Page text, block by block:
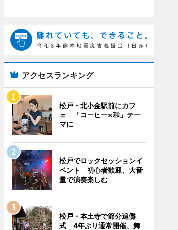
アクセスランキング
松戸・北小金駅前にカフ
ェ 「コーヒー×和」テー
マに
松戸でロックセッションイ
ベント 初心者歓迎、大音
量で演奏楽しむ
松戸・本土寺で節分追儺
式 4年ぶり通常開催、舞